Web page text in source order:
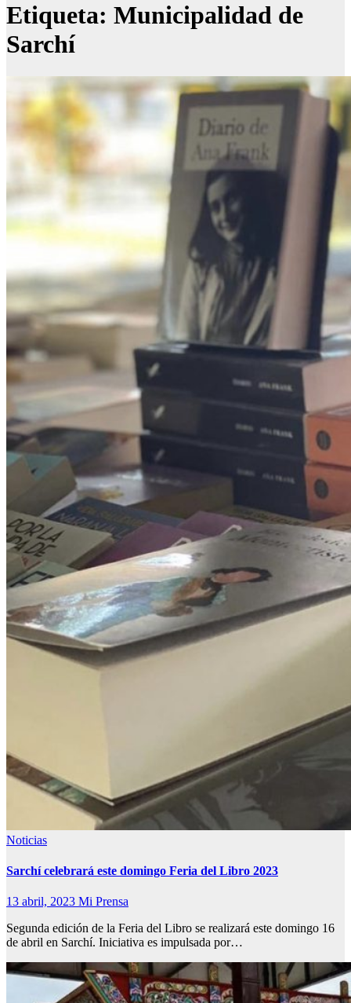
Etiqueta: Municipalidad de
Sarchí
Noticias
Sarchí celebrará este domingo Feria del Libro 2023
13 abril, 2023 Mi Prensa
Segunda edición de la Feria del Libro se realizará este domingo 16
de abril en Sarchí. Iniciativa es impulsada por…